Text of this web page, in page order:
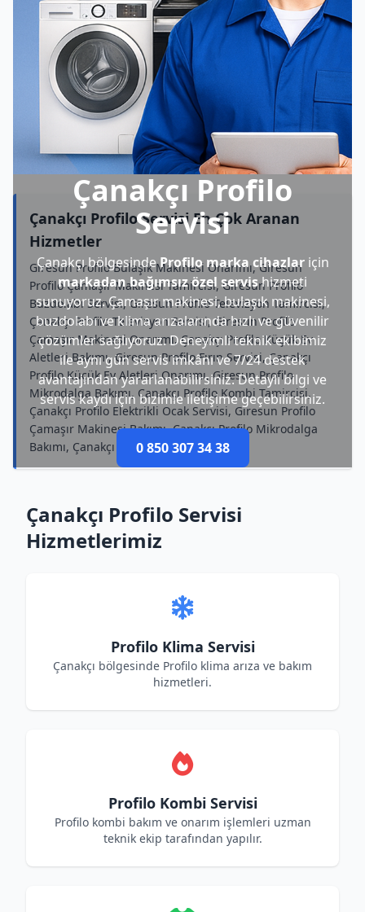
Çanakçı Profilo
Servisi
Çanakçı bölgesindeProfilo marka cihazlariçin
markadan bağımsız özel servishizmeti
sunuyoruz. Çamaşır makinesi, bulaşık makinesi,
buzdolabı ve klima arızalarında hızlı ve güvenilir
çözümler sağlıyoruz. Deneyimli teknik ekibimiz
ile aynı gün servis imkânı ve 7/24 destek
avantajından yararlanabilirsiniz. Detaylı bilgi ve
servis kaydı için bizimle iletişime geçebilirsiniz.
0 850 307 34 38
Çanakçı Profilo Servisi En Çok Aranan
Hizmetler
Giresun Profilo Bulaşık Makinesi Onarımı, Giresun
Profilo Çamaşır Makinesi Tamircisi, Giresun Profilo
Buzdolabı Servisi, Giresun Profilo Televizyon Tamircisi,
Çanakçı Profilo Televizyon Servisi, Giresun Profilo
Çamaşır Makinesi Onarımı, Çanakçı Profilo Küçük Ev
Aletleri Bakımı, Giresun Profilo Fırın Servisi, Çanakçı
Profilo Küçük Ev Aletleri Onarımı, Giresun Profilo
Mikrodalga Bakımı, Çanakçı Profilo Kombi Tamircisi,
Çanakçı Profilo Elektrikli Ocak Servisi, Giresun Profilo
Çamaşır Makinesi Bakımı, Çanakçı Profilo Mikrodalga
Bakımı, Çanakçı Profilo Kombi Onarımı
Çanakçı Profilo Servisi
Hizmetlerimiz
Profilo Klima Servisi
Çanakçı bölgesinde Profilo klima arıza ve bakım
hizmetleri.
Profilo Kombi Servisi
Profilo kombi bakım ve onarım işlemleri uzman
teknik ekip tarafından yapılır.